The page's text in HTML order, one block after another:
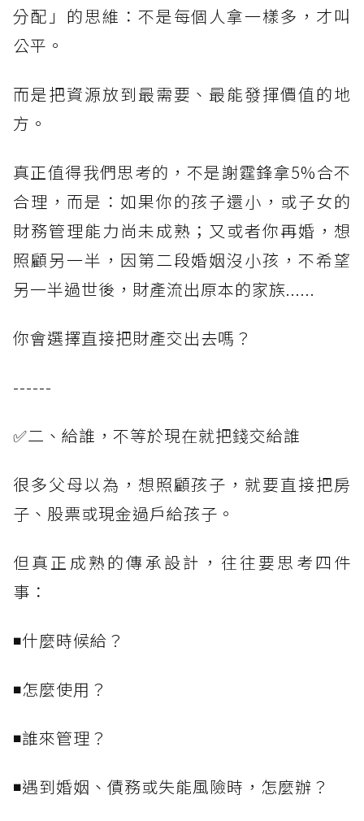
分配」的思維：不是每個人拿一樣多，才叫
公平。
而是把資源放到最需要、最能發揮價值的地
方。
真正值得我們思考的，不是謝霆鋒拿5%合不
合理，而是：如果你的孩子還小，或子女的
財務管理能力尚未成熟；又或者你再婚，想
照顧另一半，因第二段婚姻沒小孩，不希望
另一半過世後，財產流出原本的家族......
你會選擇直接把財產交出去嗎？
------
✅二、給誰，不等於現在就把錢交給誰
很多父母以為，想照顧孩子，就要直接把房
子、股票或現金過戶給孩子。
但真正成熟的傳承設計，往往要思考四件
事：
◾什麼時候給？
◾怎麼使用？
◾誰來管理？
◾遇到婚姻、債務或失能風險時，怎麼辦？